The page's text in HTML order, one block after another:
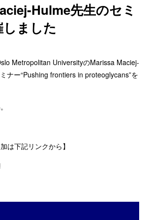
Hulme先生のセミ
ました
Metropolitan UniversityのMarissa Maciej-
ナー“Pushing frontiers in proteoglycans”を
は下記リンクから】